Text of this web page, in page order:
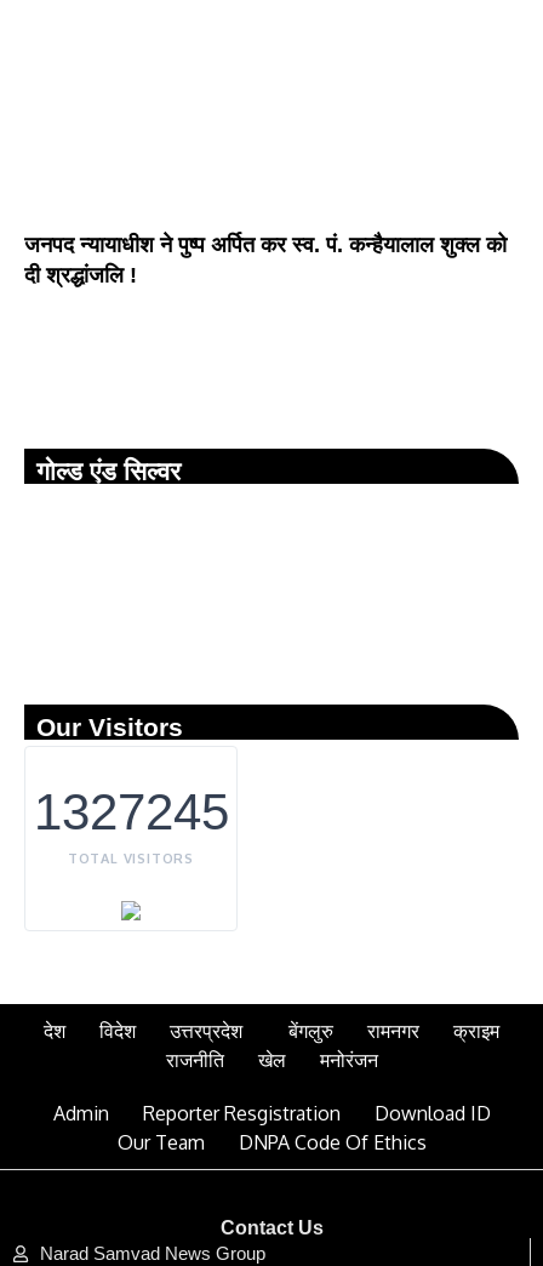
जनपद न्यायाधीश ने पुष्प अर्पित कर स्व. पं. कन्हैयालाल शुक्ल को
दी श्रद्धांजलि !
गोल्ड एंड सिल्वर
Our Visitors
1327245
TOTAL VISITORS
देश विदेश उत्तरप्रदेश बेंगलुरु रामनगर
क्राइम
राजनीति
खेल मनोरंजन
Admin Reporter Resgistration
Download ID
Our Team
DNPA Code Of Ethics
Contact Us
Narad Samvad News Group